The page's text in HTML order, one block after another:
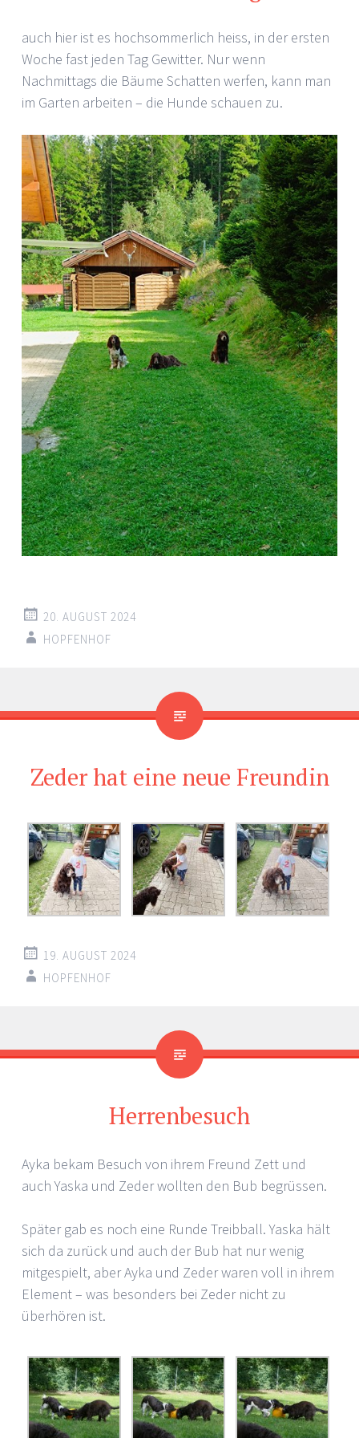
auch hier ist es hochsommerlich heiss, in der ersten
Woche fast jeden Tag Gewitter. Nur wenn
Nachmittags die Bäume Schatten werfen, kann man
im Garten arbeiten – die Hunde schauen zu.
20. AUGUST 2024
HOPFENHOF
Zeder hat eine neue Freundin
19. AUGUST 2024
HOPFENHOF
Herrenbesuch
Ayka bekam Besuch von ihrem Freund Zett und
auch Yaska und Zeder wollten den Bub begrüssen.
Später gab es noch eine Runde Treibball. Yaska hält
sich da zurück und auch der Bub hat nur wenig
mitgespielt, aber Ayka und Zeder waren voll in ihrem
Element – was besonders bei Zeder nicht zu
überhören ist.